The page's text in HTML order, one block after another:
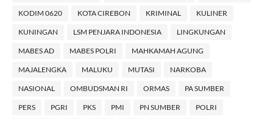
KODIM 0620 KOTA CIREBON KRIMINAL KULINER
KUNINGAN LSM PENJARA INDONESIA LINGKUNGAN
MABES AD MABES POLRI MAHKAMAH AGUNG
MAJALENGKA MALUKU MUTASI NARKOBA
NASIONAL OMBUDSMAN RI ORMAS PA SUMBER
PERS PGRI PKS PMI PN SUMBER POLRI